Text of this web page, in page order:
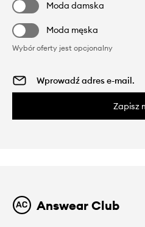
Moda damska
Moda męska
Wybór oferty jest opcjonalny
Zapisz
Answear Club